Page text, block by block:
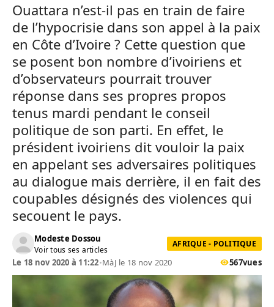
Ouattara n’est-il pas en train de faire
de l’hypocrisie dans son appel à la paix
en Côte d’Ivoire ? Cette question que
se posent bon nombre d’ivoiriens et
d’observateurs pourrait trouver
réponse dans ses propres propos
tenus mardi pendant le conseil
politique de son parti. En effet, le
président ivoiriens dit vouloir la paix
en appelant ses adversaires politiques
au dialogue mais derrière, il en fait des
coupables désignés des violences qui
secouent le pays.
Modeste Dossou
Voir tous ses articles
AFRIQUE - POLITIQUE
Le 18 nov 2020 à 11:22•MàJ le 18 nov 2020 567vues